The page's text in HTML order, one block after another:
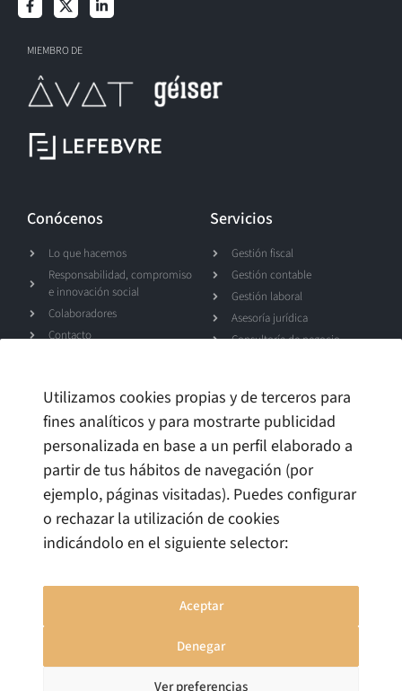
Utilizamos cookies propias y de terceros para
fines analíticos y para mostrarte publicidad
personalizada en base a un perfil elaborado a
partir de tus hábitos de navegación (por
ejemplo, páginas visitadas). Puedes configurar
o rechazar la utilización de cookies
indicándolo en el siguiente selector:
Aceptar
Denegar
Ver preferencias
MIEMBRO DE
Conócenos
Lo que hacemos
Responsabilidad, compromiso
e innovación social
Colaboradores
Contacto
Servicios
Gestión fiscal
Gestión contable
Gestión laboral
Asesoría jurídica
Consultoría de negocio
Talento
Trabaja con nosotros